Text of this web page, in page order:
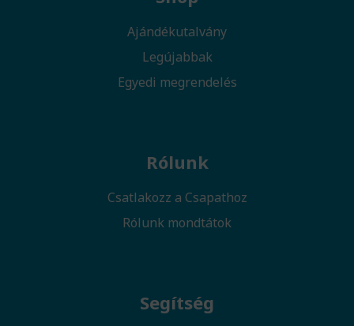
Ajándékutalvány
Legújabbak
Egyedi megrendelés
Rólunk
Csatlakozz a Csapathoz
Rólunk mondtátok
Segítség